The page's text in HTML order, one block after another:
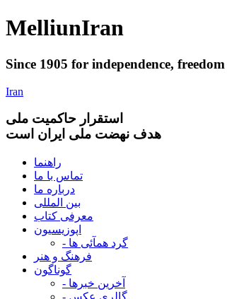
MelliunIran
Since 1905 for independence, freedom
Iran
استقرار حاکميت ملی
هدف نهضت ملی ایران است
راهنما
تماس با ما
درباره ما
بین المللی
معرفی کتاب
اپوزیسیون
- گرد همآئی ها
فرهنگ و هنر
گوناگون
- آخرین خبرها
- گالری عکس